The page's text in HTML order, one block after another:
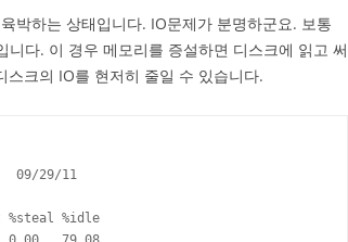
박하는 상태입니다. IO문제가 분명하군요. 보통
다. 이 경우 메모리를 증설하면 디스크에 읽고 써
크의 IO를 현저히 줄일 수 있습니다.
09/29/11
%steal %idle